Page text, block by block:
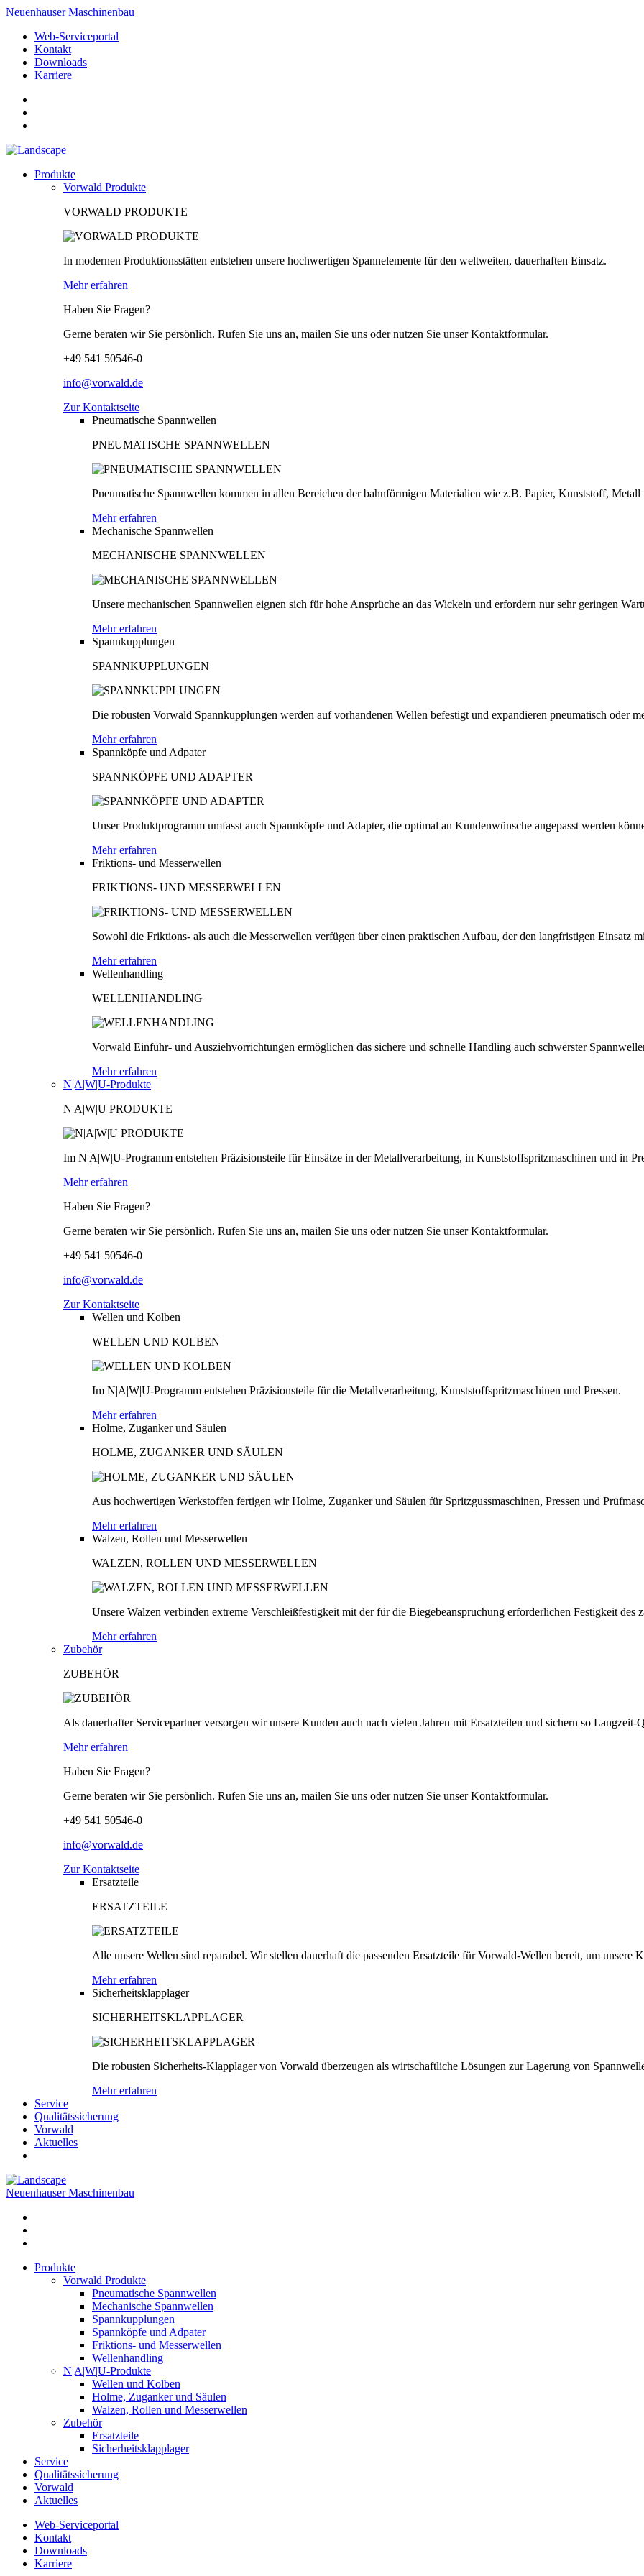
Neuenhauser Maschinenbau
Web-Serviceportal
Kontakt
Downloads
Karriere
Produkte
Vorwald Produkte
VORWALD PRODUKTE
In modernen Produktionsstätten entstehen unsere hochwertigen Spannelemente für den weltweiten, dauerhaften Einsatz.
Mehr erfahren
Haben Sie Fragen?
Gerne beraten wir Sie persönlich. Rufen Sie uns an, mailen Sie uns oder nutzen Sie unser Kontaktformular.
+49 541 50546-0
info@vorwald.de
Zur Kontaktseite
Pneumatische Spannwellen
PNEUMATISCHE SPANNWELLEN
Pneumatische Spannwellen kommen in allen Bereichen der bahnförmigen Materialien wie z.B. Papier, Kunststoff,
Mehr erfahren
Mechanische Spannwellen
MECHANISCHE SPANNWELLEN
Unsere mechanischen Spannwellen eignen sich für hohe Ansprüche an das Wickeln und erfordern nur sehr geringen
Mehr erfahren
Spannkupplungen
SPANNKUPPLUNGEN
Die robusten Vorwald Spannkupplungen werden auf vorhandenen Wellen befestigt und expandieren pneumatisch oder
Mehr erfahren
Spannköpfe und Adpater
SPANNKÖPFE UND ADAPTER
Unser Produktprogramm umfasst auch Spannköpfe und Adapter, die optimal an Kundenwünsche angepasst werden
Mehr erfahren
Friktions- und Messerwellen
FRIKTIONS- UND MESSERWELLEN
Sowohl die Friktions- als auch die Messerwellen verfügen über einen praktischen Aufbau, der den langfristigen Einsatz
Mehr erfahren
Wellenhandling
WELLENHANDLING
Vorwald Einführ- und Ausziehvorrichtungen ermöglichen das sichere und schnelle Handling auch schwerster
Mehr erfahren
N|A|W|U-Produkte
N|A|W|U PRODUKTE
Im N|A|W|U-Programm entstehen Präzisionsteile für Einsätze in der Metallverarbeitung, in Kunststoffspritzmaschinen und in
Mehr erfahren
Haben Sie Fragen?
Gerne beraten wir Sie persönlich. Rufen Sie uns an, mailen Sie uns oder nutzen Sie unser Kontaktformular.
+49 541 50546-0
info@vorwald.de
Zur Kontaktseite
Wellen und Kolben
WELLEN UND KOLBEN
Im N|A|W|U-Programm entstehen Präzisionsteile für die Metallverarbeitung, Kunststoffspritzmaschinen und Pressen.
Mehr erfahren
Holme, Zuganker und Säulen
HOLME, ZUGANKER UND SÄULEN
Aus hochwertigen Werkstoffen fertigen wir Holme, Zuganker und Säulen für Spritzgussmaschinen, Pressen und
Mehr erfahren
Walzen, Rollen und Messerwellen
WALZEN, ROLLEN UND MESSERWELLEN
Unsere Walzen verbinden extreme Verschleißfestigkeit mit der für die Biegebeanspruchung erforderlichen Festigkeit des
Mehr erfahren
Zubehör
ZUBEHÖR
Als dauerhafter Servicepartner versorgen wir unsere Kunden auch nach vielen Jahren mit Ersatzteilen und sichern so Langzeit-
Mehr erfahren
Haben Sie Fragen?
Gerne beraten wir Sie persönlich. Rufen Sie uns an, mailen Sie uns oder nutzen Sie unser Kontaktformular.
+49 541 50546-0
info@vorwald.de
Zur Kontaktseite
Ersatzteile
ERSATZTEILE
Alle unsere Wellen sind reparabel. Wir stellen dauerhaft die passenden Ersatzteile für Vorwald-Wellen bereit, um unsere
Mehr erfahren
Sicherheitsklapplager
SICHERHEITSKLAPPLAGER
Die robusten Sicherheits-Klapplager von Vorwald überzeugen als wirtschaftliche Lösungen zur Lagerung von
Mehr erfahren
Service
Qualitätssicherung
Vorwald
Aktuelles
Neuenhauser Maschinenbau
Produkte
Vorwald Produkte
Pneumatische Spannwellen
Mechanische Spannwellen
Spannkupplungen
Spannköpfe und Adpater
Friktions- und Messerwellen
Wellenhandling
N|A|W|U-Produkte
Wellen und Kolben
Holme, Zuganker und Säulen
Walzen, Rollen und Messerwellen
Zubehör
Ersatzteile
Sicherheitsklapplager
Service
Qualitätssicherung
Vorwald
Aktuelles
Web-Serviceportal
Kontakt
Downloads
Karriere